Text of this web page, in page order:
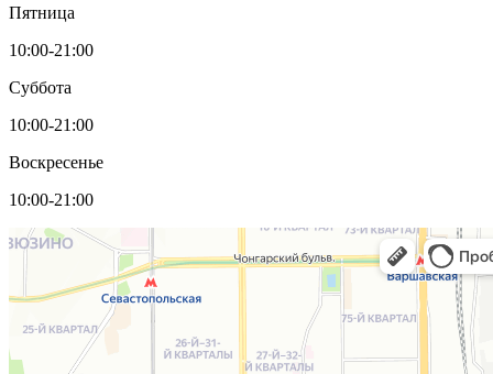
Пятница
10:00-21:00
Суббота
10:00-21:00
Воскресенье
10:00-21:00